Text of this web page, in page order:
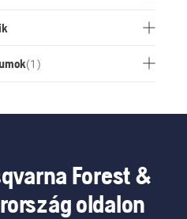
(1 )
Forest &
oldalon